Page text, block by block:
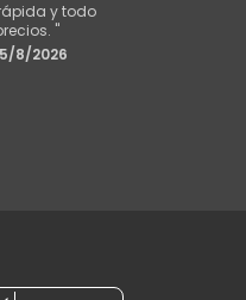
y todo
"
5/8/2026